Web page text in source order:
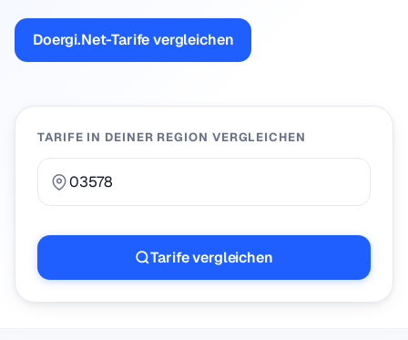
Doergi.Net-Tarife vergleichen
TARIFE IN DEINER REGION VERGLEICHEN
Tarife vergleichen